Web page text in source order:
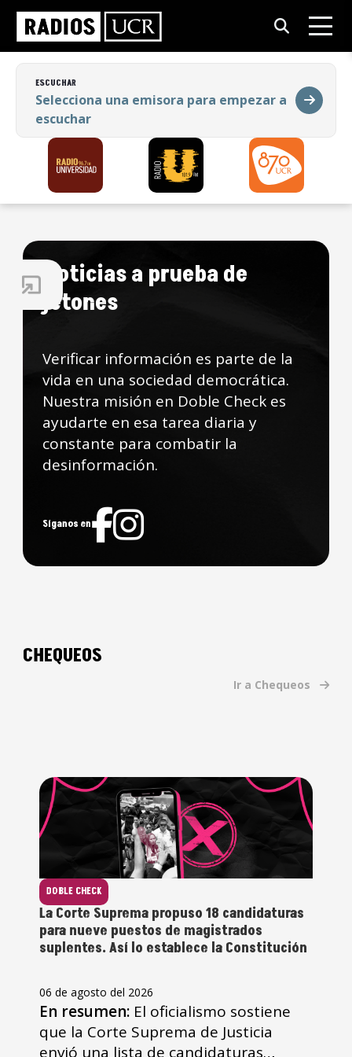
ESCUCHAR
Selecciona una emisora para empezar a
escuchar
ESCUCHAR
Selecciona una emisora para empezar a
escuchar
Noticias a prueba de
jetones
Verificar información es parte de la
vida en una sociedad democrática.
Nuestra misión en Doble Check es
ayudarte en esa tarea diaria y
constante para combatir la
desinformación.
Síganos en
CHEQUEOS
Ir a Chequeos
DOBLE CHECK
La Corte Suprema propuso 18 candidaturas
para nueve puestos de magistrados
suplentes. Así lo establece la Constitución
06 de agosto del 2026
En resumen: El oficialismo sostiene
que la Corte Suprema de Justicia
envió una lista de candidaturas